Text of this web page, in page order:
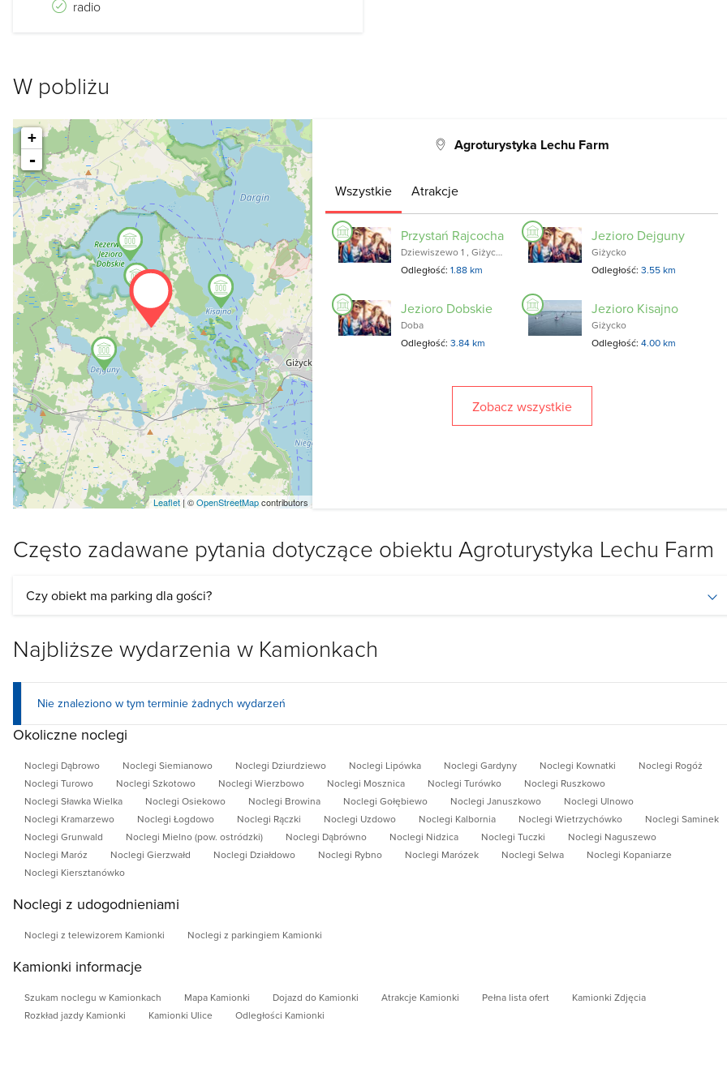
radio
W pobliżu
+
-
Leaflet| ©OpenStreetMapcontributors
Agroturystyka Lechu Farm
Wszystkie Atrakcje
Przystań Rajcocha
Dziewiszewo 1 , Giżycko
Odległość:1.88 km
Jezioro Dejguny
Giżycko
Odległość: 3.55 km
Jezioro Dobskie
Doba
Odległość:3.84 km
Jezioro Kisajno
Giżycko
Odległość: 4.00 km
Zobacz wszystkie
Często zadawane pytania dotyczące obiektu Agroturystyka Lechu Farm
Czy obiekt ma parking dla gości?
Najbliższe wydarzenia w Kamionkach
Nie znaleziono w tym terminie żadnych wydarzeń
Okoliczne noclegi
Noclegi Dąbrowo Noclegi Siemianowo Noclegi Dziurdziewo Noclegi Lipówka Noclegi Gardyny Noclegi Kownatki
Noclegi Rogóż
Noclegi Turowo
Noclegi Szkotowo Noclegi Wierzbowo Noclegi Mosznica Noclegi Turówko
Noclegi Ruszkowo
Noclegi Sławka Wielka
Noclegi Osiekowo Noclegi Browina Noclegi Gołębiewo Noclegi Januszkowo
Noclegi Ulnowo
Noclegi Kramarzewo
Noclegi Łogdowo Noclegi Rączki Noclegi Uzdowo Noclegi Kalbornia Noclegi Wietrzychówko
Noclegi Saminek
Noclegi Grunwald
Noclegi Mielno (pow. ostródzki) Noclegi Dąbrówno Noclegi Nidzica Noclegi Tuczki
Noclegi Naguszewo
Noclegi Maróz
Noclegi Gierzwałd Noclegi Działdowo Noclegi Rybno Noclegi Marózek Noclegi Selwa
Noclegi Kopaniarze
Noclegi Kiersztanówko
Noclegi z udogodnieniami
Noclegi z telewizorem Kamionki Noclegi z parkingiem Kamionki
Kamionki informacje
Szukam noclegu w Kamionkach Mapa Kamionki Dojazd do Kamionki Atrakcje Kamionki Pełna lista ofert
Kamionki Zdjęcia
Rozkład jazdy Kamionki
Kamionki Ulice Odległości Kamionki